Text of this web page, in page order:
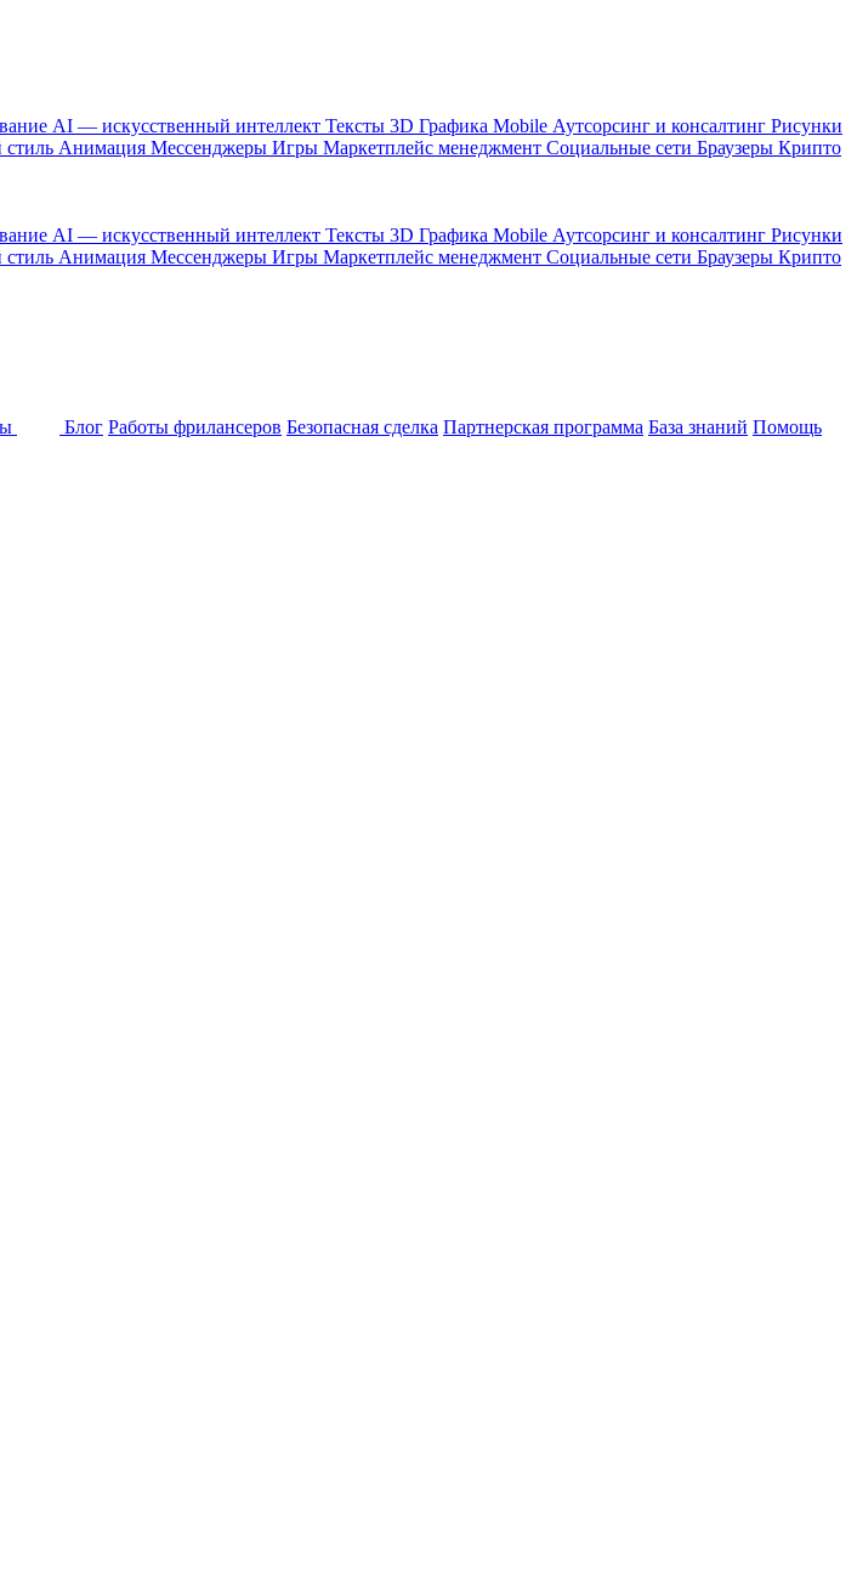
AI — искусственный интеллект Тексты 3D Графика Mobile Аутсорсинг и консалтинг Рисунки
Анимация Мессенджеры Игры Маркетплейс менеджмент Социальные сети Браузеры Крипто
AI — искусственный интеллект Тексты 3D Графика Mobile Аутсорсинг и консалтинг Рисунки
Анимация Мессенджеры Игры Маркетплейс менеджмент Социальные сети Браузеры Крипто
Блог Работы фрилансеров Безопасная сделка Партнерская программа База знаний Помощь